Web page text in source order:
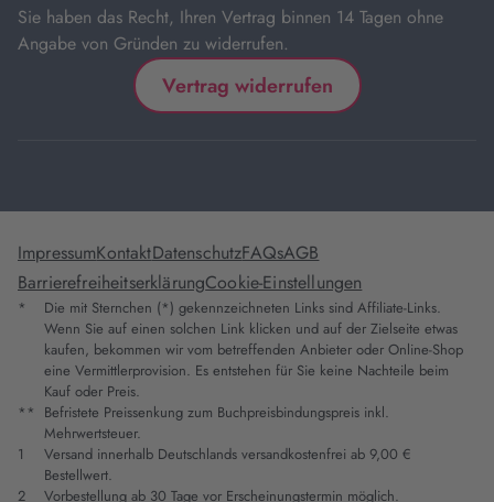
Sie haben das Recht, Ihren Vertrag binnen 14 Tagen ohne
Angabe von Gründen zu widerrufen.
Vertrag widerrufen
ImpressumKontaktDatenschutzFAQsAGB
BarrierefreiheitserklärungCookie-Einstellungen
*
Die mit Sternchen (*) gekennzeichneten Links sind Affiliate-Links.
Wenn Sie auf einen solchen Link klicken und auf der Zielseite etwas
kaufen, bekommen wir vom betreffenden Anbieter oder Online-Shop
eine Vermittlerprovision. Es entstehen für Sie keine Nachteile beim
Kauf oder Preis.
** Befristete Preissenkung zum Buchpreisbindungspreis inkl.
Mehrwertsteuer.
1
Versand innerhalb Deutschlands versandkostenfrei ab 9,00 €
Bestellwert.
2
Vorbestellung ab 30 Tage vor Erscheinungstermin möglich.